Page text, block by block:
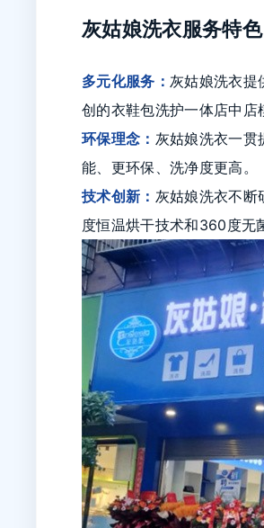
灰姑娘洗衣服务特色
多元化服务： 灰姑娘洗衣提
创的衣鞋包洗护一体店中店
环保理念： 灰姑娘洗衣一贯
能、更环保、洗净度更高。
技术创新： 灰姑娘洗衣不断
度恒温烘干技术和360度无